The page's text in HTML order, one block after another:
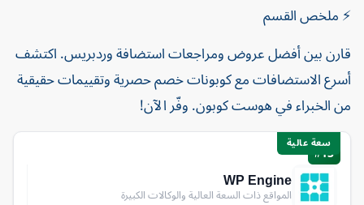
⚡ ملخص القسم
قارن بين أفضل عروض ومراجعات استضافة وردبريس. اكتشف
أسرع الاستضافات مع كوبونات خصم حصرية وتقييمات حقيقية
من الخبراء في هوست كوبون. وفّر الآن!
#13
سعة عالية
WP Engine
المواقع ذات السعة العالية والوكالات الكبيرة